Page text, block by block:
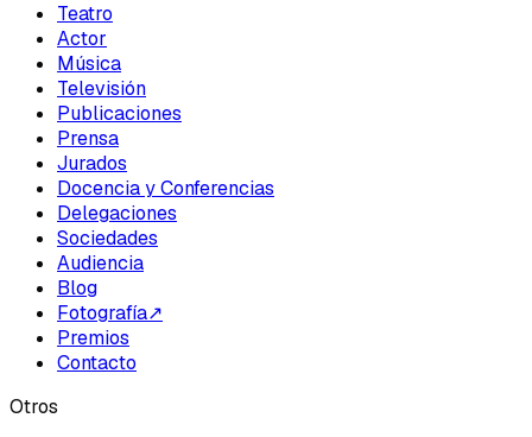
Teatro
Actor
Música
Televisión
Publicaciones
Prensa
Jurados
Docencia y Conferencias
Delegaciones
Sociedades
Audiencia
Blog
Fotografía↗
Premios
Contacto
Otros